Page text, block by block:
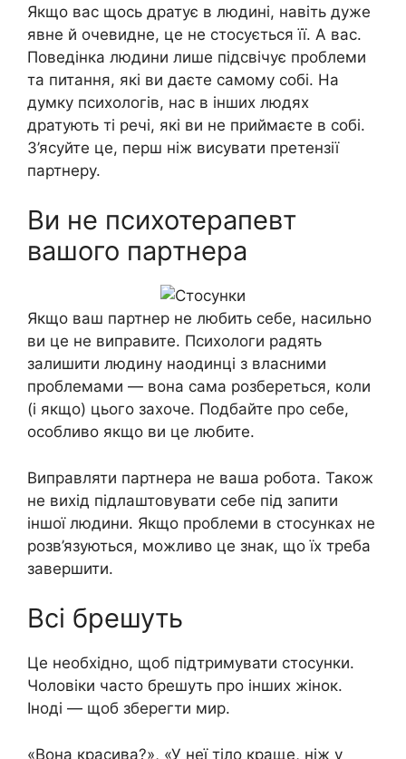
Якщо вас щось дратує в людині, навіть дуже
явне й очевидне, це не стосується її. А вас.
Поведінка людини лише підсвічує проблеми
та питання, які ви даєте самому собі. На
думку психологів, нас в інших людях
дратують ті речі, які ви не приймаєте в собі.
З’ясуйте це, перш ніж висувати претензії
партнеру.
Ви не психотерапевт
вашого партнера
Якщо ваш партнер не любить себе, насильно
ви це не виправите. Психологи радять
залишити людину наодинці з власними
проблемами — вона сама розбереться, коли
(і якщо) цього захоче. Подбайте про себе,
особливо якщо ви це любите.
Виправляти партнера не ваша робота. Також
не вихід підлаштовувати себе під запити
іншої людини. Якщо проблеми в стосунках не
розв’язуються, можливо це знак, що їх треба
завершити.
Всі брешуть
Це необхідно, щоб підтримувати стосунки.
Чоловіки часто брешуть про інших жінок.
Іноді — щоб зберегти мир.
«Вона красива?», «У неї тіло краще, ніж у